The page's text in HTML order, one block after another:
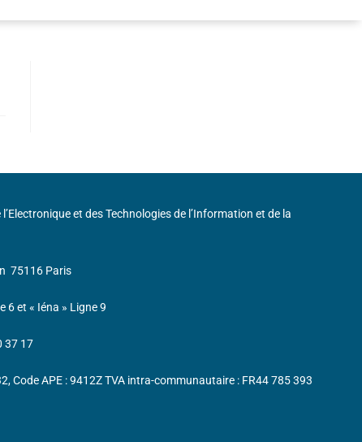
l’Electronique et des Technologies de l’Information et de la
75116 Paris
6 et « Iéna » Ligne 9
37 17
Code APE : 9412Z TVA intra-communautaire : FR44 785 393